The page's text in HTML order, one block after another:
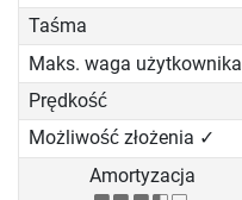
Taśma
Maks. waga użytkownika
Prędkość
Możliwość złożenia ✓
Amortyzacja